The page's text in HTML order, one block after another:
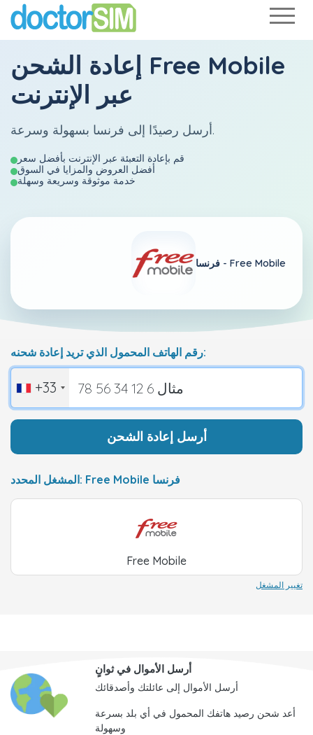
Free Mobile
عبر الإنترنت
أرسل رصيدًا إلى فرنسا بسهولة وسرعة.
قم بإعادة التعبئة عبر الإنترنت بأفضل سعر
أفضل العروض والمزايا في السوق
خدمة موثوقة وسريعة وسهلة
فرنسا - Free Mobile
رقم الهاتف المحمول الذي تريد إعادة شحنه:
+33
أرسل إعادة الشحن
المشغل المحدد: Free Mobile فرنسا
Free Mobile
تغيير المشغل
أرسل الأموال في ثوانٍ
أرسل الأموال إلى عائلتك وأصدقائك
أعد شحن رصيد هاتفك المحمول في أي بلد بسرعة
وسهولة